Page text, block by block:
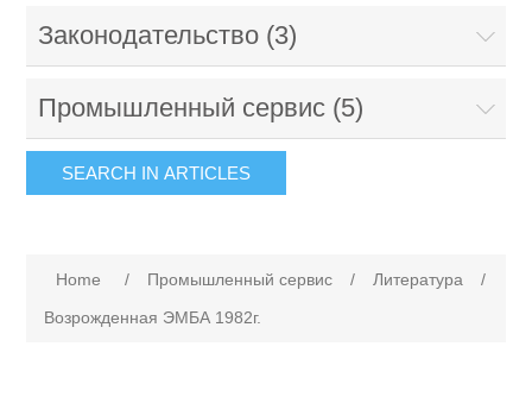
Законодательство (3)
Промышленный сервис (5)
Home / Промышленный сервис / Литература
/
Возрожденная ЭМБА 1982г.